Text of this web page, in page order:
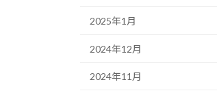
2025年1月
2024年12月
2024年11月